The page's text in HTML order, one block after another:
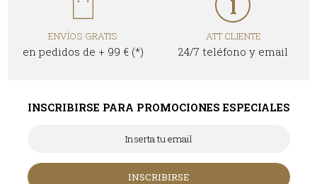
ENVÍOS GRATIS
en pedidos de + 99 € (*)
ATT CLIENTE
24/7 teléfono y email
INSCRIBIRSE PARA PROMOCIONES ESPECIALES
INSCRIBIRSE